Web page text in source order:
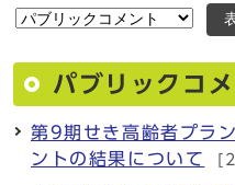
パブリックコ
第9期せき高齢者プラ
ントの結果について